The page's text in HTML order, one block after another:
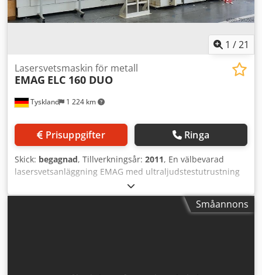
1 /21
Tyskland 1 224 km
Lasersvetsmaskin för metall
EMAG ELC 160 DUO
Prisuppgifter Ringa
Skick: begagnad, Tillverkningsår: 2011, En välbevarad
lasersvetsanläggning EMAG med ultraljudstestutrustning
EMAG, inklusive laser Rofin typ: DC 060, tillverkningsår
2009. Utan utsugsanläggning. Anläggningen har svetsat
kugghjul med kopplingsringar. Diameter 60–80 mm.Småannons